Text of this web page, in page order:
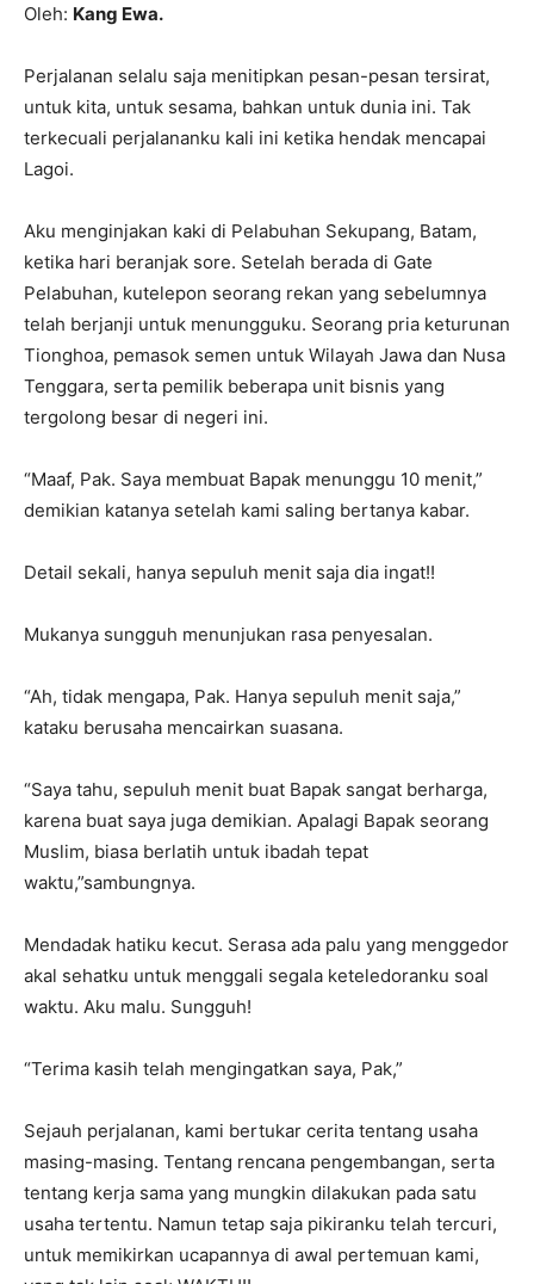
Oleh: Kang Ewa.
Perjalanan selalu saja menitipkan pesan-pesan tersirat,
untuk kita, untuk sesama, bahkan untuk dunia ini. Tak
terkecuali perjalananku kali ini ketika hendak mencapai
Lagoi.
Aku menginjakan kaki di Pelabuhan Sekupang, Batam,
ketika hari beranjak sore. Setelah berada di Gate
Pelabuhan, kutelepon seorang rekan yang sebelumnya
telah berjanji untuk menungguku. Seorang pria keturunan
Tionghoa, pemasok semen untuk Wilayah Jawa dan Nusa
Tenggara, serta pemilik beberapa unit bisnis yang
tergolong besar di negeri ini.
“Maaf, Pak. Saya membuat Bapak menunggu 10 menit,”
demikian katanya setelah kami saling bertanya kabar.
Detail sekali, hanya sepuluh menit saja dia ingat!!
Mukanya sungguh menunjukan rasa penyesalan.
“Ah, tidak mengapa, Pak. Hanya sepuluh menit saja,”
kataku berusaha mencairkan suasana.
“Saya tahu, sepuluh menit buat Bapak sangat berharga,
karena buat saya juga demikian. Apalagi Bapak seorang
Muslim, biasa berlatih untuk ibadah tepat
waktu,”sambungnya.
Mendadak hatiku kecut. Serasa ada palu yang menggedor
akal sehatku untuk menggali segala keteledoranku soal
waktu. Aku malu. Sungguh!
“Terima kasih telah mengingatkan saya, Pak,”
Sejauh perjalanan, kami bertukar cerita tentang usaha
masing-masing. Tentang rencana pengembangan, serta
tentang kerja sama yang mungkin dilakukan pada satu
usaha tertentu. Namun tetap saja pikiranku telah tercuri,
untuk memikirkan ucapannya di awal pertemuan kami,